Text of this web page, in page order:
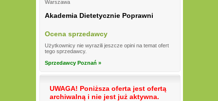
Warszawa
Akademia Dietetycznie Poprawni
Ocena sprzedawcy
Użytkownicy nie wyrazili jeszcze opini na temat ofert
tego sprzedawcy.
Sprzedawcy Poznań »
UWAGA! Poniższa oferta jest ofertą
archiwalną i nie jest już aktywna.